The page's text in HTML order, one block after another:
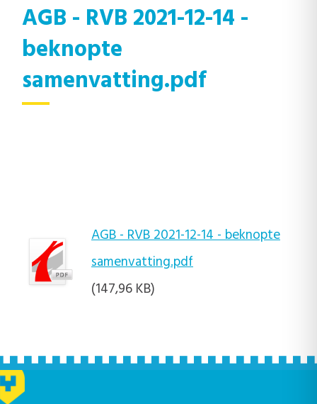
AGB - RVB 2021-12-14 -
beknopte
samenvatting.pdf
AGB - RVB 2021-12-14 - beknopte
samenvatting.pdf
(147,96 KB)